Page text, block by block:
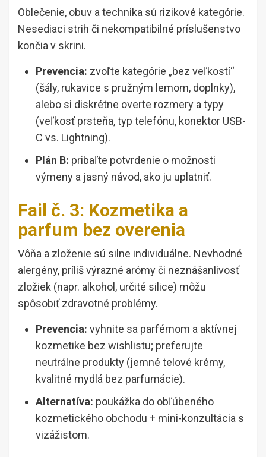
Oblečenie, obuv a technika sú rizikové kategórie.
Nesediaci strih či nekompatibilné príslušenstvo
končia v skrini.
Prevencia: zvoľte kategórie „bez veľkostí“
(šály, rukavice s pružným lemom, doplnky),
alebo si diskrétne overte rozmery a typy
(veľkosť prsteňa, typ telefónu, konektor USB-
C vs. Lightning).
Plán B: pribaľte potvrdenie o možnosti
výmeny a jasný návod, ako ju uplatniť.
Fail č. 3: Kozmetika a
parfum bez overenia
Vôňa a zloženie sú silne individuálne. Nevhodné
alergény, príliš výrazné arómy či neznášanlivosť
zložiek (napr. alkohol, určité silice) môžu
spôsobiť zdravotné problémy.
Prevencia: vyhnite sa parfémom a aktívnej
kozmetike bez wishlistu; preferujte
neutrálne produkty (jemné telové krémy,
kvalitné mydlá bez parfumácie).
Alternatíva: poukážka do obľúbeného
kozmetického obchodu + mini-konzultácia s
vizážistom.